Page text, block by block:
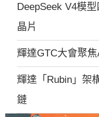
DeepSeek V4模
晶片
輝達GTC大會聚
輝達「Rubin」架
鏈